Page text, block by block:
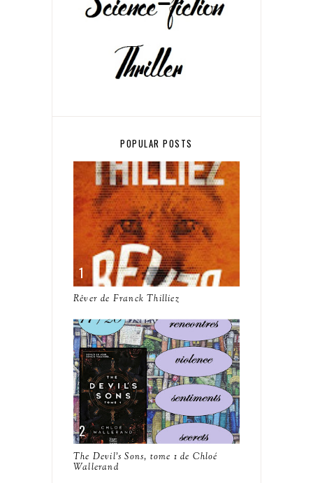
POPULAR POSTS
Rêver de Franck Thilliez
The Devil's Sons, tome 1 de Chloé
Wallerand